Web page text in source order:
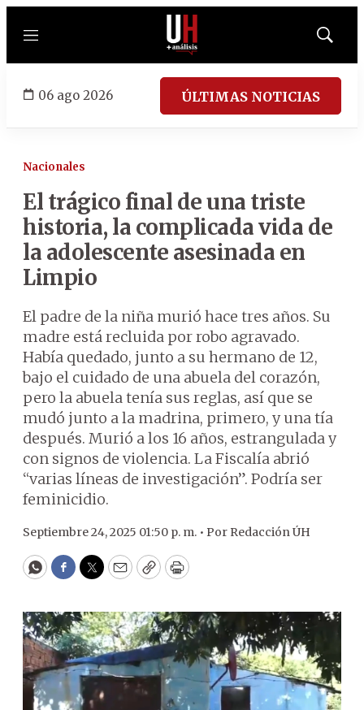
Menú
Mostrar
06 ago 2026 ÚLTIMAS NOTICIAS
Nacionales
El trágico final de una triste
historia, la complicada vida de
la adolescente asesinada en
Limpio
El padre de la niña murió hace tres años. Su
madre está recluida por robo agravado.
Había quedado, junto a su hermano de 12,
bajo el cuidado de una abuela del corazón,
pero la abuela tenía sus reglas, así que se
mudó junto a la madrina, primero, y una tía
después. Murió a los 16 años, estrangulada y
con signos de violencia. La Fiscalía abrió
“varias líneas de investigación”. Podría ser
feminicidio.
Septiembre 24, 2025 01:50 p. m. • Por Redacción ÚH
WhatsApp
Facebook
Twitter
EmailCopyPrint